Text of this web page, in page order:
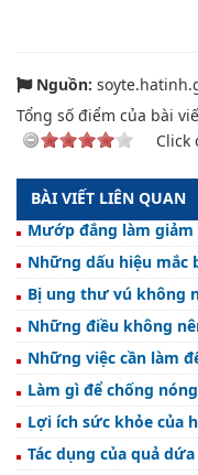
Nguồn:
Tổng số điểm của bài
Click
BÀI VIẾT LIÊN QUAN
Mướp đắng làm
Những dấu hiệu
Bị ung thư vú không
Những điều không
Những việc cần làm
Làm gì để chống
Lợi ích sức khỏe của
Tác dụng của quả